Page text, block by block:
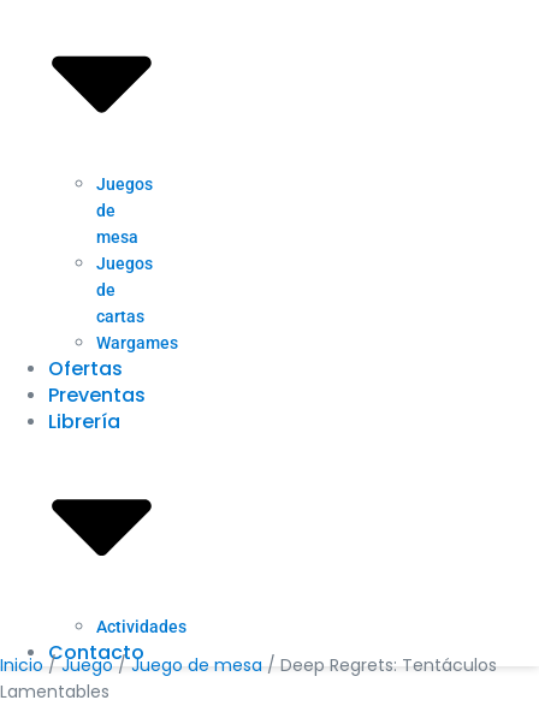
Juegos
de
mesa
Juegos
de
cartas
Wargames
Ofertas
Preventas
Librería
Actividades
Contacto
Inicio /Juego/Juego de mesa / Deep Regrets: Tentáculos
Lamentables